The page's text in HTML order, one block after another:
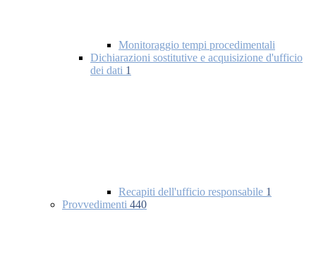
Monitoraggio tempi procedimentali
Dichiarazioni sostitutive e acquisizione d'ufficio
dei dati 1
Recapiti dell'ufficio responsabile 1
Provvedimenti 440